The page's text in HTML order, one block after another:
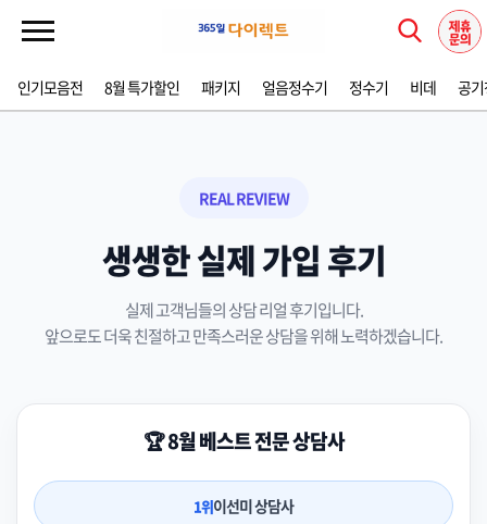
인기모음전 8월 특가할인 패키지 얼음정수기 정수기 비데 공
REAL REVIEW
생생한 실제 가입 후기
실제 고객님들의 상담 리얼 후기입니다.
앞으로도 더욱 친절하고 만족스러운 상담을 위해 노력하겠습니다.
🏆 8월 베스트 전문 상담사
1위이선미 상담사